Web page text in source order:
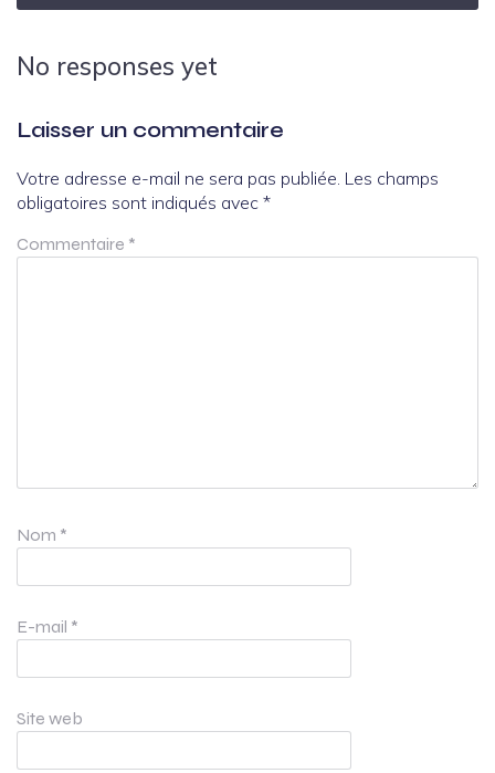
No responses yet
Laisser un commentaire
Votre adresse e-mail ne sera pas publiée. Les champs
obligatoires sont indiqués avec *
Commentaire *
Nom *
E-mail *
Site web